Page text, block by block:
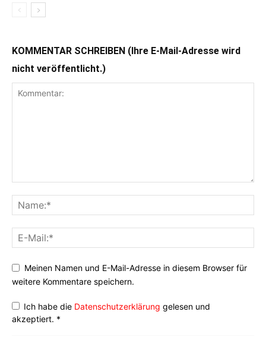
KOMMENTAR SCHREIBEN (Ihre E-Mail-Adresse wird
nicht veröffentlicht.)
Meinen Namen und E-Mail-Adresse in diesem Browser für
weitere Kommentare speichern.
Ich habe die Datenschutzerklärung gelesen und
akzeptiert. *